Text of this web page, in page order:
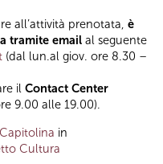
all’attività prenotata, è
tramite email al seguente
(dal lun.al giov. ore 8.30 –
il Contact Center
9.00 alle 19.00).
in
Cultura